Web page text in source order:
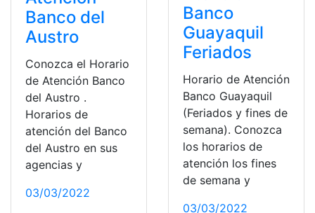
Banco del
Austro
Conozca el Horario
de Atención Banco
del Austro .
Horarios de
atención del Banco
del Austro en sus
agencias y
03/03/2022
Banco
Guayaquil
Feriados
Horario de Atención
Banco Guayaquil
(Feriados y fines de
semana). Conozca
los horarios de
atención los fines
de semana y
03/03/2022